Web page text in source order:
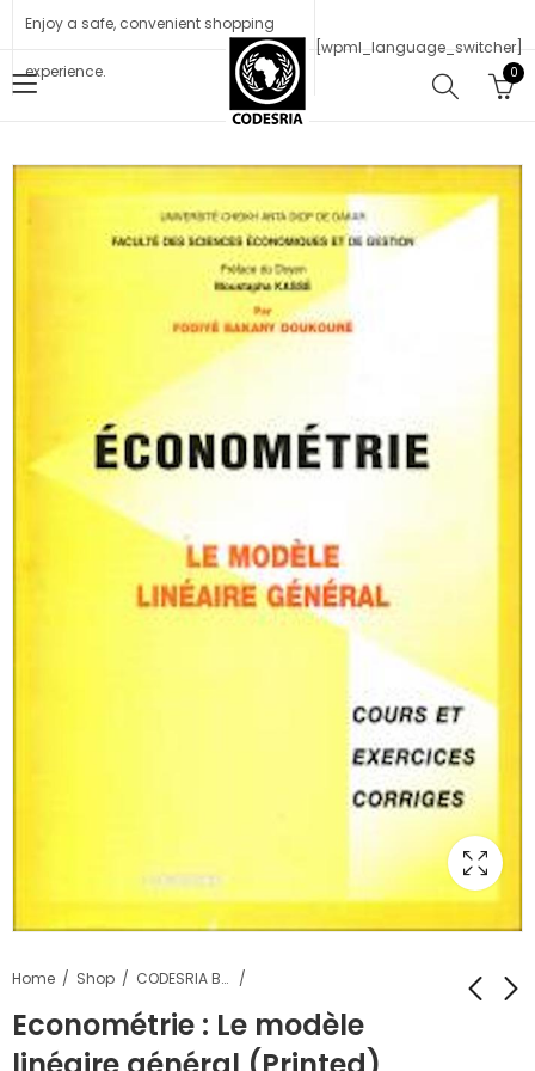
Enjoy a safe, convenient shopping
experience.
[wpml_language_switcher]
0
Home Shop CODESRIA Books
Econométrie : Le modèle
Monitoring And
L'avenir de la zone